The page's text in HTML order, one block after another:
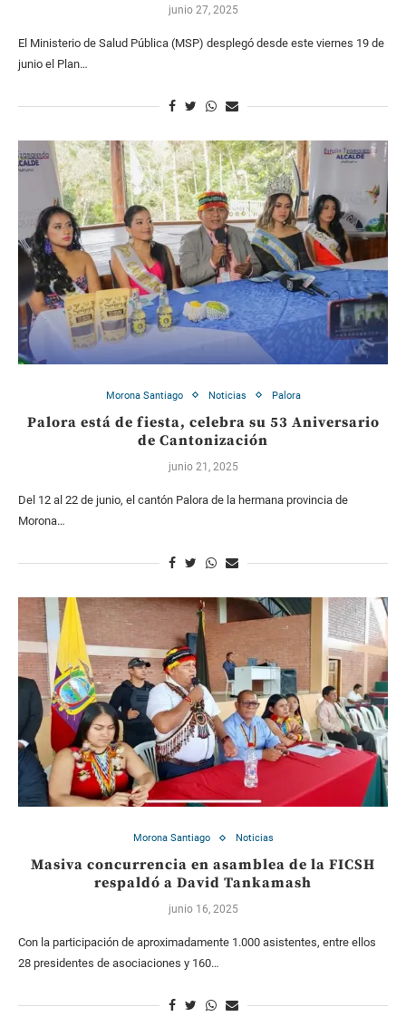
junio 27, 2025
El Ministerio de Salud Pública (MSP) desplegó desde este viernes 19 de
junio el Plan…
Morona Santiago Noticias Palora
Palora está de fiesta, celebra su 53 Aniversario
de Cantonización
junio 21, 2025
Del 12 al 22 de junio, el cantón Palora de la hermana provincia de
Morona…
Morona Santiago Noticias
Masiva concurrencia en asamblea de la FICSH
respaldó a David Tankamash
junio 16, 2025
Con la participación de aproximadamente 1.000 asistentes, entre ellos
28 presidentes de asociaciones y 160…